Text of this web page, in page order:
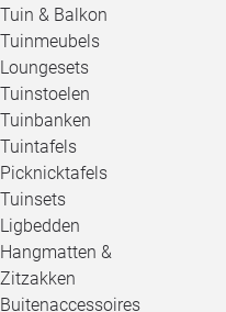
Tuin & Balkon
Tuinmeubels
Loungesets
Tuinstoelen
Tuinbanken
Tuintafels
Picknicktafels
Tuinsets
Ligbedden
Hangmatten &
Zitzakken
Buitenaccessoires